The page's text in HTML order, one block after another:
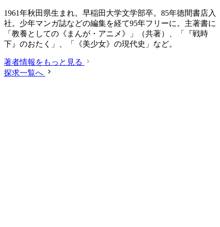
1961年秋田県生まれ。早稲田大学文学部卒。85年徳間書店入
社。少年マンガ誌などの編集を経て95年フリーに。主著書に
「教養としての《まんが・アニメ》」（共著）、「『戦時
下』のおたく」、「《美少女》の現代史」など。
著者情報をもっと見る
探求一覧へ